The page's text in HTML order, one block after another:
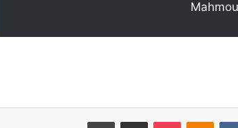
Odnoklassniki
‫Pocket مشاركة عبر البريد طباعة